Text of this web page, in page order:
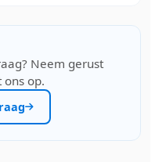
Neem gerust
ons op.